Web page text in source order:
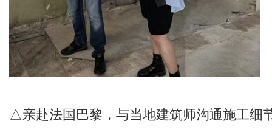
△亲赴法国巴黎，与当地建筑师沟通施工细